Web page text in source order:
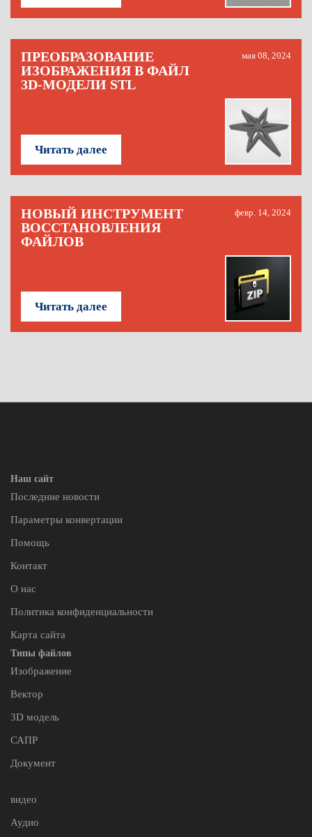
ПРЕОБРАЗОВАНИЕ
ИЗОБРАЖЕНИЯ В ФАЙЛ
3D-МОДЕЛИ STL
мая 08, 2024
Читать далее
НОВЫЙ ИНСТРУМЕНТ
ВОССТАНОВЛЕНИЯ
ФАЙЛОВ
февр. 14, 2024
Читать далее
Наш сайт
Последние новости
Параметры конвертации
Помощь
Контакт
О нас
Политика конфиденциальности
Карта сайта
Типы файлов
Изображение
Вектор
3D модель
САПР
Документ
видео
Аудио